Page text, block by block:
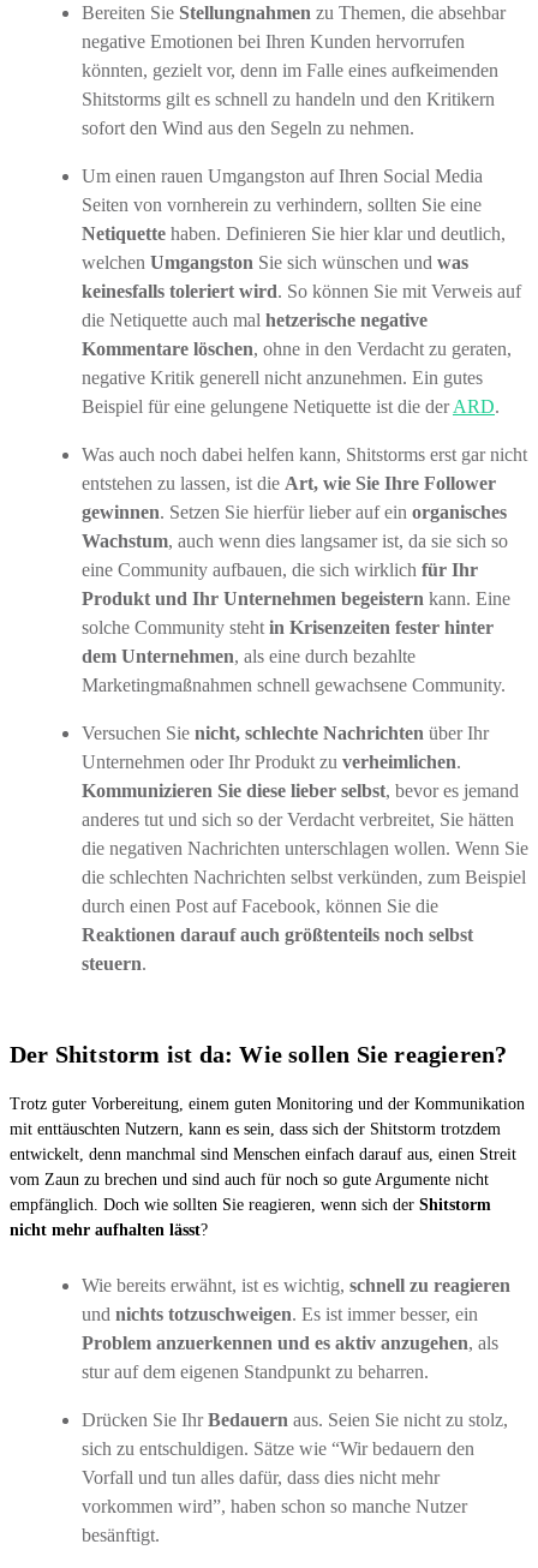
Bereiten Sie Stellungnahmen zu Themen, die absehbar
negative Emotionen bei Ihren Kunden hervorrufen
könnten, gezielt vor, denn im Falle eines aufkeimenden
Shitstorms gilt es schnell zu handeln und den Kritikern
sofort den Wind aus den Segeln zu nehmen.
Um einen rauen Umgangston auf Ihren Social Media
Seiten von vornherein zu verhindern, sollten Sie eine
Netiquette haben. Definieren Sie hier klar und deutlich,
welchen Umgangston Sie sich wünschen und was
keinesfalls toleriert wird. So können Sie mit Verweis auf
die Netiquette auch mal hetzerische negative
Kommentare löschen, ohne in den Verdacht zu geraten,
negative Kritik generell nicht anzunehmen. Ein gutes
Beispiel für eine gelungene Netiquette ist die derARD.
Was auch noch dabei helfen kann, Shitstorms erst gar nicht
entstehen zu lassen, ist die Art, wie Sie Ihre Follower
gewinnen. Setzen Sie hierfür lieber auf ein organisches
Wachstum, auch wenn dies langsamer ist, da sie sich so
eine Community aufbauen, die sich wirklich für Ihr
Produkt und Ihr Unternehmen begeistern kann. Eine
solche Community steht in Krisenzeiten fester hinter
dem Unternehmen, als eine durch bezahlte
Marketingmaßnahmen schnell gewachsene Community.
Versuchen Sie nicht, schlechte Nachrichten über Ihr
Unternehmen oder Ihr Produkt zu verheimlichen.
Kommunizieren Sie diese lieber selbst, bevor es jemand
anderes tut und sich so der Verdacht verbreitet, Sie hätten
die negativen Nachrichten unterschlagen wollen. Wenn Sie
die schlechten Nachrichten selbst verkünden, zum Beispiel
durch einen Post auf Facebook, können Sie die
Reaktionen darauf auch größtenteils noch selbst
steuern.
Der Shitstorm ist da: Wie sollen Sie reagieren?
Trotz guter Vorbereitung, einem guten Monitoring und der Kommunikation
mit enttäuschten Nutzern, kann es sein, dass sich der Shitstorm trotzdem
entwickelt, denn manchmal sind Menschen einfach darauf aus, einen Streit
vom Zaun zu brechen und sind auch für noch so gute Argumente nicht
empfänglich. Doch wie sollten Sie reagieren, wenn sich der Shitstorm
nicht mehr aufhalten lässt?
Wie bereits erwähnt, ist es wichtig, schnell zu reagieren
und nichts totzuschweigen. Es ist immer besser, ein
Problem anzuerkennen und es aktiv anzugehen, als
stur auf dem eigenen Standpunkt zu beharren.
Drücken Sie IhrBedauern aus. Seien Sie nicht zu stolz,
sich zu entschuldigen. Sätze wie “Wir bedauern den
Vorfall und tun alles dafür, dass dies nicht mehr
vorkommen wird”, haben schon so manche Nutzer
besänftigt.